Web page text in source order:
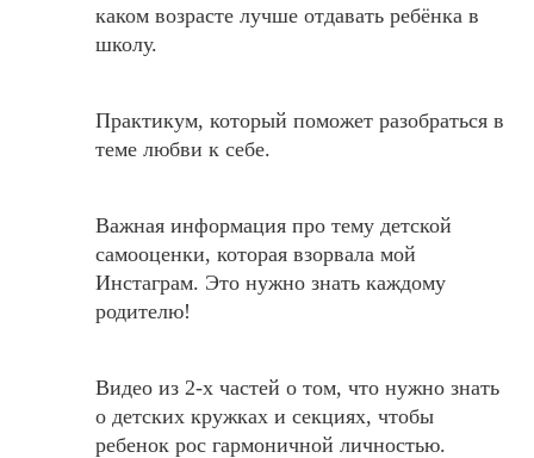
каком возрасте лучше отдавать ребёнка в
школу.
Практикум, который поможет разобраться в
теме любви к себе.
Важная информация про тему детской
самооценки, которая взорвала мой
Инстаграм. Это нужно знать каждому
родителю!
Видео из 2-х частей о том, что нужно знать
о детских кружках и секциях, чтобы
ребенок рос гармоничной личностью.